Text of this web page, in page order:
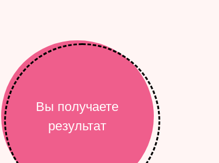
Вы получаете
результат